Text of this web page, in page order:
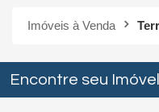
Imóveis à Venda
Encontre seu Imóvel